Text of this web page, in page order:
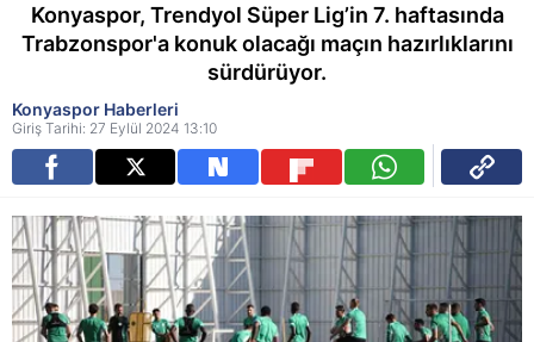
Konyaspor, Trendyol Süper Lig’in 7. haftasında
Trabzonspor'a konuk olacağı maçın hazırlıklarını
sürdürüyor.
Konyaspor Haberleri
Giriş Tarihi: 27 Eylül 2024 13:10